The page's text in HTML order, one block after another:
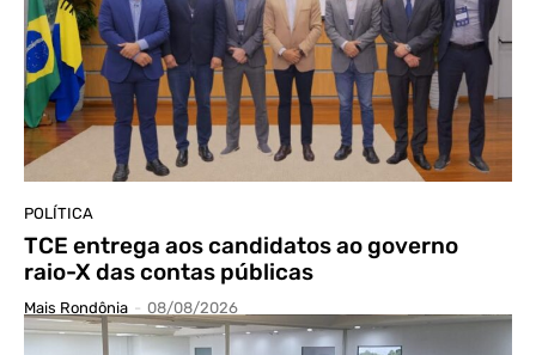
POLÍTICA
TCE entrega aos candidatos ao governo
raio-X das contas públicas
Mais Rondônia - 08/08/2026